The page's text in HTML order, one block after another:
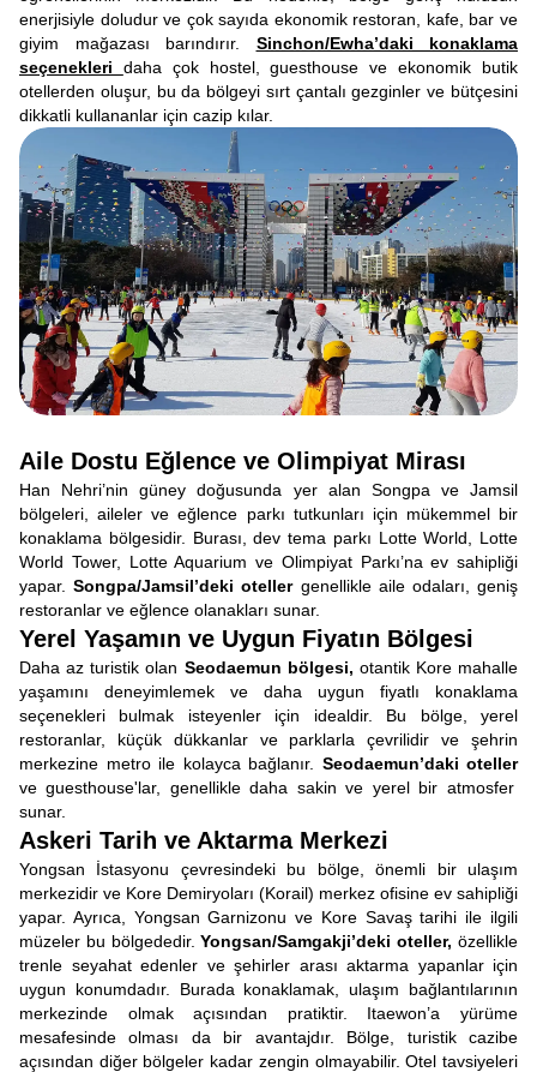
enerjisiyle doludur ve çok sayıda ekonomik restoran, kafe, bar ve
giyim mağazası barındırır. Sinchon/Ewha’daki konaklama
seçenekleri
daha çok hostel, guesthouse ve ekonomik butik
otellerden oluşur, bu da bölgeyi sırt çantalı gezginler ve bütçesini
dikkatli kullananlar için cazip kılar.
Aile Dostu Eğlence ve Olimpiyat Mirası
Han Nehri’nin güney doğusunda yer alan Songpa ve Jamsil
bölgeleri, aileler ve eğlence parkı tutkunları için mükemmel bir
konaklama bölgesidir. Burası, dev tema parkı Lotte World, Lotte
World Tower, Lotte Aquarium ve Olimpiyat Parkı’na ev sahipliği
yapar.Songpa/Jamsil’deki otellergenellikle aile odaları, geniş
restoranlar ve eğlence olanakları sunar.
Yerel Yaşamın ve Uygun Fiyatın Bölgesi
Daha az turistik olan Seodaemun bölgesi, otantik Kore mahalle
yaşamını deneyimlemek ve daha uygun fiyatlı konaklama
seçenekleri bulmak isteyenler için idealdir. Bu bölge, yerel
restoranlar, küçük dükkanlar ve parklarla çevrilidir ve şehrin
merkezine metro ile kolayca bağlanır. Seodaemun’daki oteller
ve guesthouse'lar, genellikle daha sakin ve yerel bir atmosfer
sunar.
Askeri Tarih ve Aktarma Merkezi
Yongsan İstasyonu çevresindeki bu bölge, önemli bir ulaşım
merkezidir ve Kore Demiryoları (Korail) merkez ofisine ev sahipliği
yapar. Ayrıca, Yongsan Garnizonu ve Kore Savaş tarihi ile ilgili
müzeler bu bölgededir.Yongsan/Samgakji’deki oteller, özellikle
trenle seyahat edenler ve şehirler arası aktarma yapanlar için
uygun konumdadır. Burada konaklamak, ulaşım bağlantılarının
merkezinde olmak açısından pratiktir. Itaewon’a yürüme
mesafesinde olması da bir avantajdır. Bölge, turistik cazibe
açısından diğer bölgeler kadar zengin olmayabilir. Otel tavsiyeleri